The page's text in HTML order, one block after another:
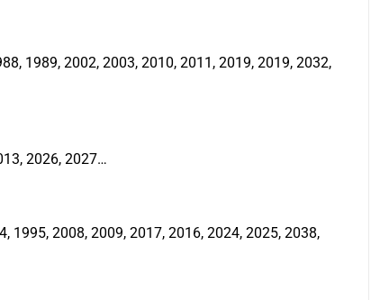
1989, 2002, 2003, 2010, 2011, 2019, 2019, 2032,
2026, 2027…
1995, 2008, 2009, 2017, 2016, 2024, 2025, 2038,